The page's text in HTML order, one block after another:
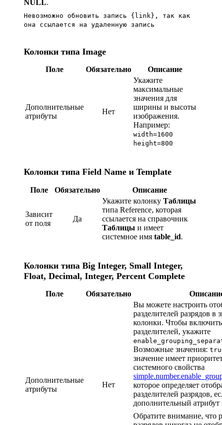
NULL.
Невозможно обновить запись {link}, так как
она ссылается на удаленную запись
Колонки типа Image
Поле Обязательно Описание
Дополнительные
атрибуты
Нет
Укажите
максимальные
значения для
ширины и высоты
изображения.
Например:
width=1600
height=800
Колонки типа Field Name и Template
Поле Обязательно Описание
Зависит
от поля
Да
Укажите колонку Таблицы
типа Reference, которая
ссылается на справочник
Таблицы и имеет
системное имя table_id.
Колонки типа Big Integer, Small Integer,
Float, Decimal, Integer, Percent Complete
Поле Обязательно
Дополнительные
атрибуты
Нет
Вы можете настроить
разделителей разрядов в
колонки. Чтобы
разделителей, укажите
Возможные значения:
значение имеет
системного свойства
которое определяет
разделителей разрядов,
дополнительный атрибут
Обратите внимание, что